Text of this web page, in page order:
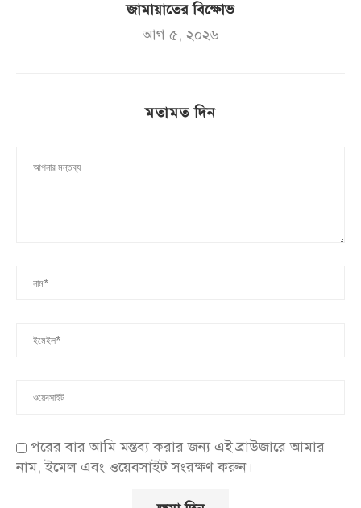
জামায়াতের বিক্ষোভ
আগ ৫, ২০২৬
মতামত দিন
পরের বার আমি মন্তব্য করার জন্য এই ব্রাউজারে আমার
নাম, ইমেল এবং ওয়েবসাইট সংরক্ষণ করুন।